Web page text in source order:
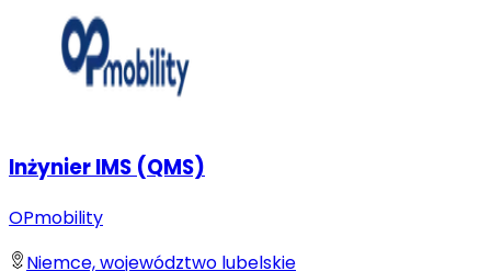
Inżynier IMS (QMS)
OPmobility
Niemce, województwo lubelskie